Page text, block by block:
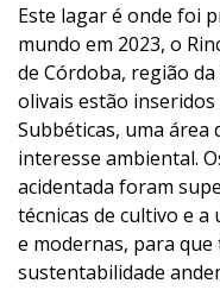
Este lagar é onde foi
mundo em 2023, o
de Córdoba, região
olivais estão
Subbéticas, uma área
interesse ambiental.
acidentada foram
técnicas de cultivo e a
e modernas, para
sustentabilidade